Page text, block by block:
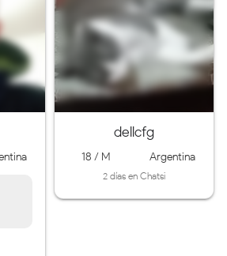
dellcfg
18 / M Argentina
2 días en Chatsi